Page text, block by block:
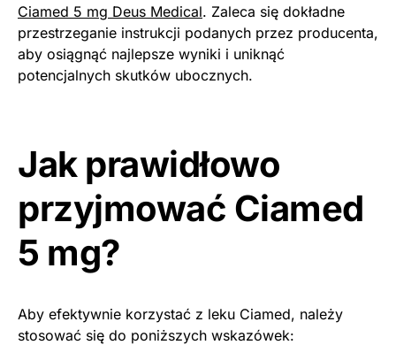
Ciamed 5 mg Deus Medical. Zaleca się dokładne
przestrzeganie instrukcji podanych przez producenta,
aby osiągnąć najlepsze wyniki i uniknąć
potencjalnych skutków ubocznych.
Jak prawidłowo
przyjmować Ciamed
5 mg?
Aby efektywnie korzystać z leku Ciamed, należy
stosować się do poniższych wskazówek: